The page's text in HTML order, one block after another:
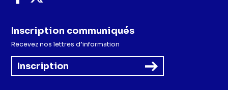
suivre
Facebook
X
Inscription communiqués
Recevez nos lettres d’information
Inscription